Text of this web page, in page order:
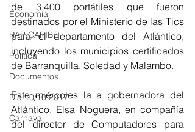
Economía
RAP CARIBE
Política
Documentos
Día 10/10 2017
Carnaval
de 3.400 portátiles que fueron
destinados por el Ministerio de las Tics
para el departamento del Atlántico,
incluyendo los municipios certificados
de Barranquilla, Soledad y Malambo.
Este miércoles la a gobernadora del
Atlántico, Elsa Noguera, en compañía
del director de Computadores para